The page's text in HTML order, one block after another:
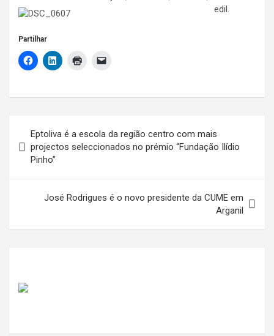
edil.
Partilhar
de
artigos
Eptoliva é a escola da região centro com mais
projectos seleccionados no prémio “Fundação Ilídio
Pinho”
José Rodrigues é o novo presidente da CUME em
Arganil